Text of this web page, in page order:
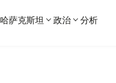
哈萨克斯坦 政治 分析